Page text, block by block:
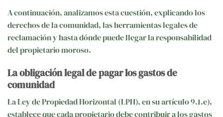
A continuación, analizamos esta cuestión, explicando los
derechos de la comunidad, las herramientas legales de
reclamación y hasta dónde puede llegar la responsabilidad
del propietario moroso.
La obligación legal de pagar los gastos de
comunidad
La Ley de Propiedad Horizontal (LPH), en su artículo 9.1.e),
establece que cada propietario debe contribuir a los gastos